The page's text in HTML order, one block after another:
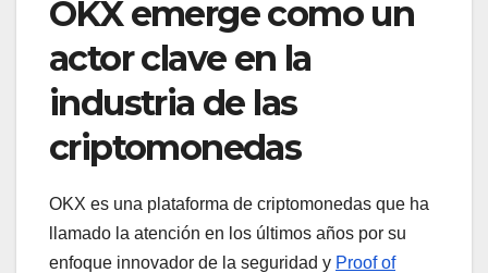
OKX emerge como un
actor clave en la
industria de las
criptomonedas
OKX es una plataforma de criptomonedas que ha
llamado la atención en los últimos años por su
enfoque innovador de la seguridad y Proof of